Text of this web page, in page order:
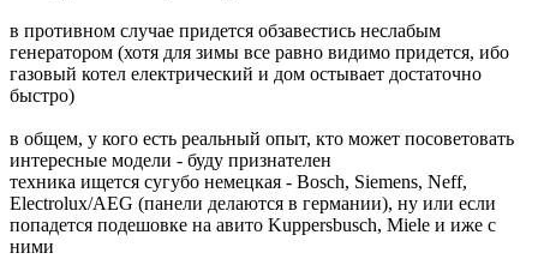
в противном случае придется обзавестись неслабым
генератором (хотя для зимы все равно видимо придется, ибо
газовый котел електрический и дом остывает достаточно
быстро)
в общем, у кого есть реальный опыт, кто может посоветовать
интересные модели - буду признателен
техника ищется сугубо немецкая - Bosch, Siemens, Neff,
Electrolux/AEG (панели делаются в германии), ну или если
попадется подешовке на авито Kuppersbusch, Miele и иже с
ними